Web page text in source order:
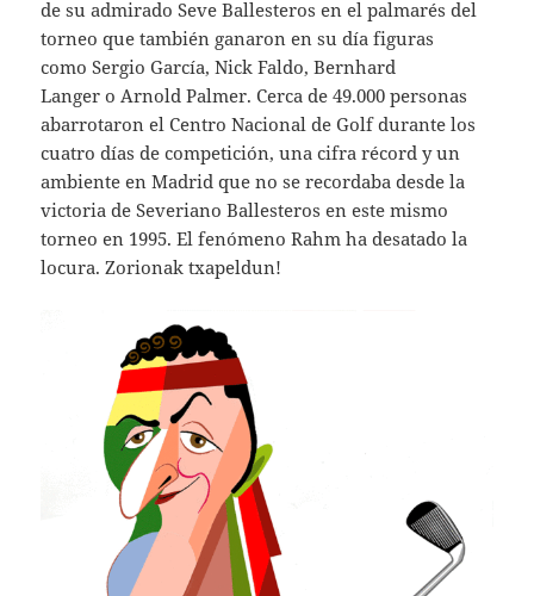
de su admirado Seve Ballesteros en el palmarés del
torneo que también ganaron en su día figuras
como Sergio García, Nick Faldo, Bernhard
Langer o Arnold Palmer. Cerca de 49.000 personas
abarrotaron el Centro Nacional de Golf durante los
cuatro días de competición, una cifra récord y un
ambiente en Madrid que no se recordaba desde la
victoria de Severiano Ballesteros en este mismo
torneo en 1995. El fenómeno Rahm ha desatado la
locura. Zorionak txapeldun!